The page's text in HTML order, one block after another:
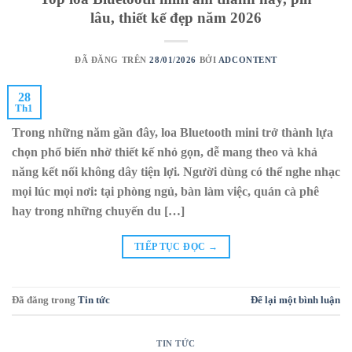
lâu, thiết kế đẹp năm 2026
ĐÃ ĐĂNG TRÊN28/01/2026 BỞI ADCONTENT
28
Th1
Trong những năm gần đây, loa Bluetooth mini trở thành lựa
chọn phổ biến nhờ thiết kế nhỏ gọn, dễ mang theo và khả
năng kết nối không dây tiện lợi. Người dùng có thể nghe nhạc
mọi lúc mọi nơi: tại phòng ngủ, bàn làm việc, quán cà phê
hay trong những chuyến du […]
TIẾP TỤC ĐỌC →
Đã đăng trong Tin tức Để lại một bình luận
TIN TỨC